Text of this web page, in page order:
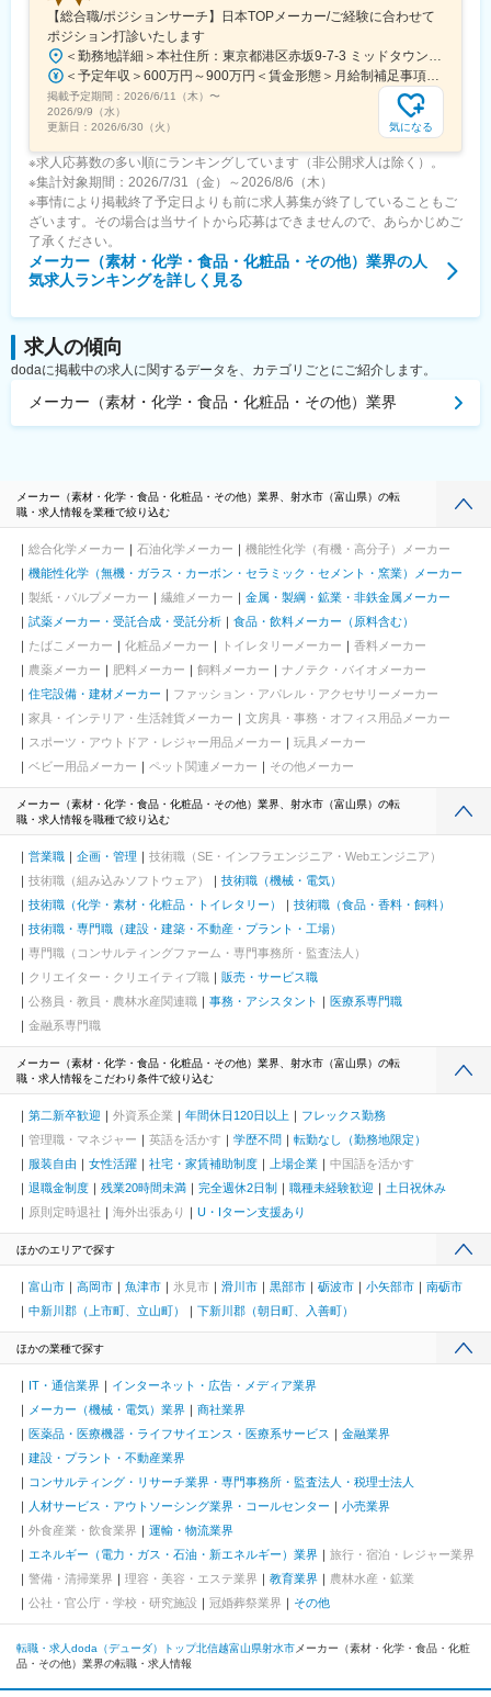
【総合職/ポジションサーチ】日本TOPメーカー/ご経験に合わせて
ポジション打診いたします
＜勤務地詳細＞本社住所：東京都港区赤坂9-7-3 ミッドタウン・ウェスト勤務地最寄駅：東京メトロ日比谷線／都営大江戸線／六本木駅受動喫煙対策：敷地内全面禁煙変更の範囲：会社の定める事業所（リモートワーク含む）
＜予定年収＞600万円～900万円＜賃金形態＞月給制補足事項なし＜賃金内訳＞月額（基本給）：300,000円～500,000円＜月給＞300,000円～500,000円＜昇給有無＞有＜残業手当＞有賃金はあくまでも目安の金額であり、選考を通じて上下する可能性があります。月給(月額)は固定手当を含めた表記です。
掲載予定期間： 2026/6/11（木） 〜
2026/9/9（水）
更新日： 2026/6/30（火） 気になる
※求人応募数の多い順にランキングしています（非公開求人は除く）。
※集計対象期間：2026/7/31（金）～2026/8/6（木）
※事情により掲載終了予定日よりも前に求人募集が終了していることもご
ざいます。その場合は当サイトから応募はできませんので、あらかじめご
了承ください。
メーカー（素材・化学・食品・化粧品・その他）業界の人
気求人ランキングを詳しく見る
求人の傾向
dodaに掲載中の求人に関するデータを、カテゴリごとにご紹介します。
メーカー（素材・化学・食品・化粧品・その他）業界
メーカー（素材・化学・食品・化粧品・その他）業界、射水市（富山県）の転
職・求人情報を業種で絞り込む
総合化学メーカー 石油化学メーカー
機能性化学（有機・高分子）メーカー
機能性化学（無機・ガラス・カーボン・セラミック・セメント・窯業）メーカー
製紙・パルプメーカー
繊維メーカー
金属・製綱・鉱業・非鉄金属メーカー
試薬メーカー・受託合成・受託分析
食品・飲料メーカー（原料含む）
たばこメーカー
化粧品メーカー トイレタリーメーカー
香料メーカー
農薬メーカー
肥料メーカー 飼料メーカー
ナノテク・バイオメーカー
住宅設備・建材メーカー
ファッション・アパレル・アクセサリーメーカー
家具・インテリア・生活雑貨メーカー
文房具・事務・オフィス用品メーカー
スポーツ・アウトドア・レジャー用品メーカー
玩具メーカー
ベビー用品メーカー
ペット関連メーカー その他メーカー
メーカー（素材・化学・食品・化粧品・その他）業界、射水市（富山県）の転
職・求人情報を職種で絞り込む
営業職 企画・管理
技術職（SE・インフラエンジニア・Webエンジニア）
技術職（組み込みソフトウェア）
技術職（機械・電気）
技術職（化学・素材・化粧品・トイレタリー）
技術職（食品・香料・飼料）
技術職・専門職（建設・建築・不動産・プラント・工場）
専門職（コンサルティングファーム・専門事務所・監査法人）
クリエイター・クリエイティブ職
販売・サービス職
公務員・教員・農林水産関連職
事務・アシスタント
医療系専門職
金融系専門職
メーカー（素材・化学・食品・化粧品・その他）業界、射水市（富山県）の転
職・求人情報をこだわり条件で絞り込む
第二新卒歓迎 外資系企業 年間休日120日以上
フレックス勤務
管理職・マネジャー
英語を活かす 学歴不問
転勤なし（勤務地限定）
服装自由
女性活躍 社宅・家賃補助制度 上場企業
中国語を活かす
退職金制度
残業20時間未満 完全週休2日制 職種未経験歓迎
土日祝休み
原則定時退社
海外出張あり U・Iターン支援あり
ほかのエリアで探す
富山市 高岡市 魚津市 氷見市 滑川市 黒部市 砺波市 小矢部市
南砺市
中新川郡（上市町、立山町）
下新川郡（朝日町、入善町）
ほかの業種で探す
IT・通信業界
インターネット・広告・メディア業界
メーカー（機械・電気）業界
商社業界
医薬品・医療機器・ライフサイエンス・医療系サービス
金融業界
建設・プラント・不動産業界
コンサルティング・リサーチ業界・専門事務所・監査法人・税理士法人
人材サービス・アウトソーシング業界・コールセンター
小売業界
外食産業・飲食業界
運輸・物流業界
エネルギー（電力・ガス・石油・新エネルギー）業界
旅行・宿泊・レジャー業界
警備・清掃業界
理容・美容・エステ業界 教育業界
農林水産・鉱業
公社・官公庁・学校・研究施設
冠婚葬祭業界 その他
転職・求人doda（デューダ）トップ北信越富山県射水市 メーカー（素材・化学・食品・化粧
品・その他）業界の転職・求人情報